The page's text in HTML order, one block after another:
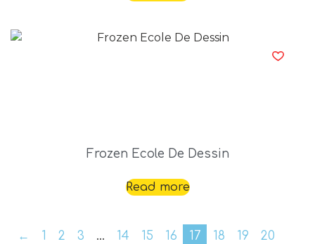
Frozen Ecole De Dessin
Read more
← 1 2 3 … 14 15 16 17 18 19
20